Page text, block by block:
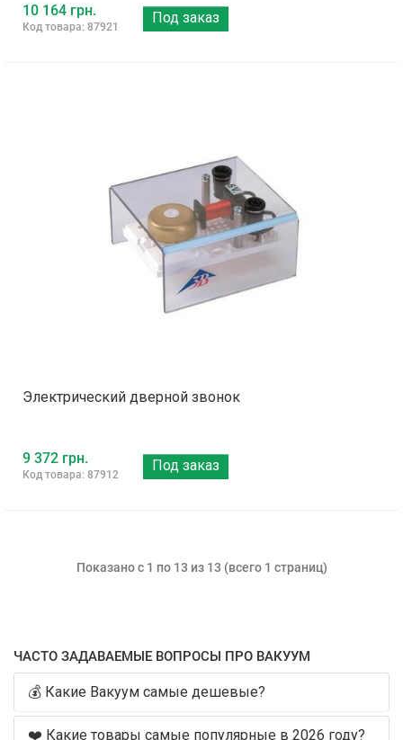
10 164 грн.
Код товара: 87921
Под заказ
Электрический дверной звонок
9 372 грн.
Код товара: 87912
Под заказ
Показано с 1 по 13 из 13 (всего 1 страниц)
ЧАСТО ЗАДАВАЕМЫЕ ВОПРОСЫ ПРО ВАКУУМ
💰 Какие Вакуум самые дешевые?
❤️ Какие товары самые популярные в 2026 году?